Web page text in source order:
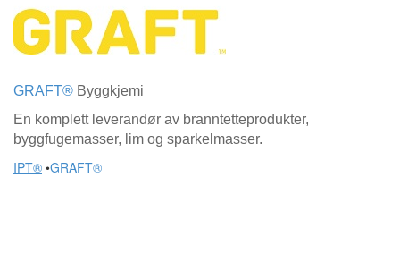
GRAFT® Byggkjemi
En komplett leverandør av branntetteprodukter,
byggfugemasser, lim og sparkelmasser.
IPT® •GRAFT®